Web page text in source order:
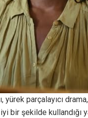
parçalayıcı
bir şekilde kullandığı